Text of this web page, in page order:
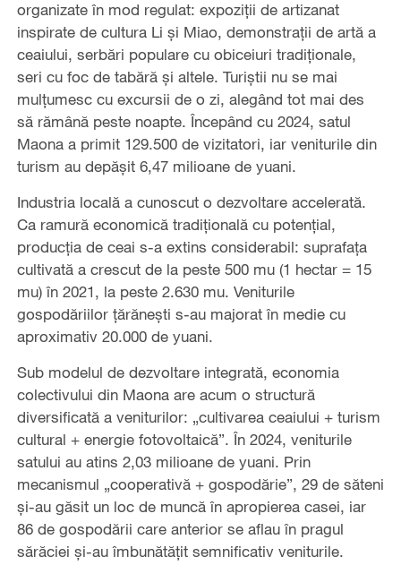
organizate în mod regulat: expoziții de artizanat
inspirate de cultura Li și Miao, demonstrații de artă a
ceaiului, serbări populare cu obiceiuri tradiționale,
seri cu foc de tabără și altele. Turiștii nu se mai
mulțumesc cu excursii de o zi, alegând tot mai des
să rămână peste noapte. Începând cu 2024, satul
Maona a primit 129.500 de vizitatori, iar veniturile din
turism au depășit 6,47 milioane de yuani.
Industria locală a cunoscut o dezvoltare accelerată.
Ca ramură economică tradițională cu potențial,
producția de ceai s-a extins considerabil: suprafața
cultivată a crescut de la peste 500 mu (1 hectar = 15
mu) în 2021, la peste 2.630 mu. Veniturile
gospodăriilor țărănești s-au majorat în medie cu
aproximativ 20.000 de yuani.
Sub modelul de dezvoltare integrată, economia
colectivului din Maona are acum o structură
diversificată a veniturilor: „cultivarea ceaiului + turism
cultural + energie fotovoltaică”. În 2024, veniturile
satului au atins 2,03 milioane de yuani. Prin
mecanismul „cooperativă + gospodărie”, 29 de săteni
și-au găsit un loc de muncă în apropierea casei, iar
86 de gospodării care anterior se aflau în pragul
sărăciei și-au îmbunătățit semnificativ veniturile.